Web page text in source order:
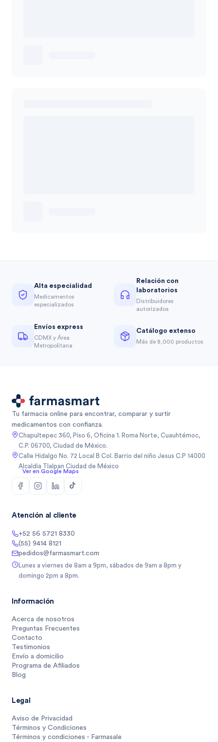
Alta especialidad
Medicamentos
especializados
Relación con
laboratorios
Distribuidores
autorizados
Envíos express
CDMX y Área
Metropolitana
Catálogo extenso
Más de 8,000 productos
Tu farmacia online para encontrar, comparar y surtir
medicamentos con confianza.
Chapultepec 360, Piso 6, Oficina 1. Roma Norte, Cuauhtémoc,
C.P. 06700, Ciudad de México.
Calle Hidalgo No. 72 Local B Col. Barrio del niño Jesus C.P 14000
Alcaldia Tlalpan Ciudad de México
Ver en Google Maps
Atención al cliente
+52 56 5721 8330
(55) 9414 8121
pedidos@farmasmart.com
Lunes a viernes de 8am a 9pm, sábados de 9am a 8pm y
domingo 2pm a 8pm.
Información
Acerca de nosotros
Preguntas Frecuentes
Contacto
Testimonios
Envío a domicilio
Programa de Afiliados
Blog
Legal
Aviso de Privacidad
Términos y Condiciones
Términos y condiciones - Farmasale